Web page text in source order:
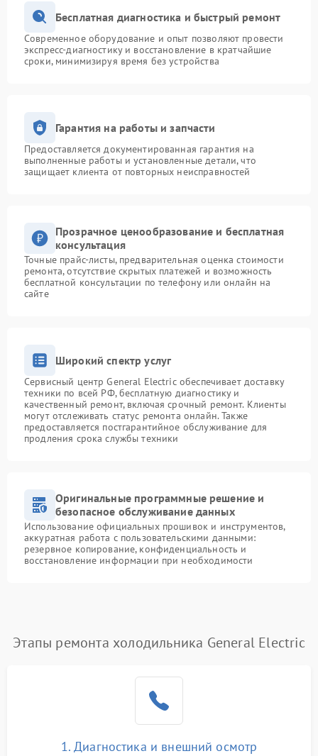
Бесплатная диагностика и быстрый ремонт
Современное оборудование и опыт позволяют провести
экспресс-диагностику и восстановление в кратчайшие
сроки, минимизируя время без устройства
Гарантия на работы и запчасти
Предоставляется документированная гарантия на
выполненные работы и установленные детали, что
защищает клиента от повторных неисправностей
Прозрачное ценообразование и бесплатная
консультация
Точные прайс-листы, предварительная оценка стоимости
ремонта, отсутствие скрытых платежей и возможность
бесплатной консультации по телефону или онлайн на
сайте
Широкий спектр услуг
Сервисный центр General Electric обеспечивает доставку
техники по всей РФ, бесплатную диагностику и
качественный ремонт, включая срочный ремонт. Клиенты
могут отслеживать статус ремонта онлайн. Также
предоставляется постгарантийное обслуживание для
продления срока службы техники
Оригинальные программные решение и
безопасное обслуживание данных
Использование официальных прошивок и инструментов,
аккуратная работа с пользовательскими данными:
резервное копирование, конфиденциальность и
восстановление информации при необходимости
Этапы ремонта холодильника General Electric
1. Диагностика и внешний осмотр